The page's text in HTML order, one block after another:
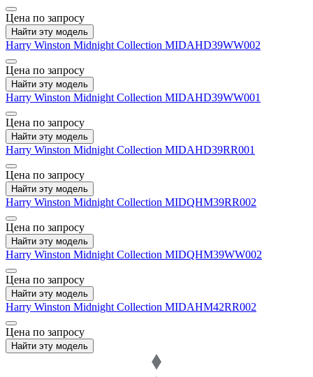
Цена по запросу
Найти эту модель
Harry Winston Midnight Collection MIDAHD39WW002
Цена по запросу
Найти эту модель
Harry Winston Midnight Collection MIDAHD39WW001
Цена по запросу
Найти эту модель
Harry Winston Midnight Collection MIDAHD39RR001
Цена по запросу
Найти эту модель
Harry Winston Midnight Collection MIDQHM39RR002
Цена по запросу
Найти эту модель
Harry Winston Midnight Collection MIDQHM39WW002
Цена по запросу
Найти эту модель
Harry Winston Midnight Collection MIDAHM42RR002
Цена по запросу
Найти эту модель